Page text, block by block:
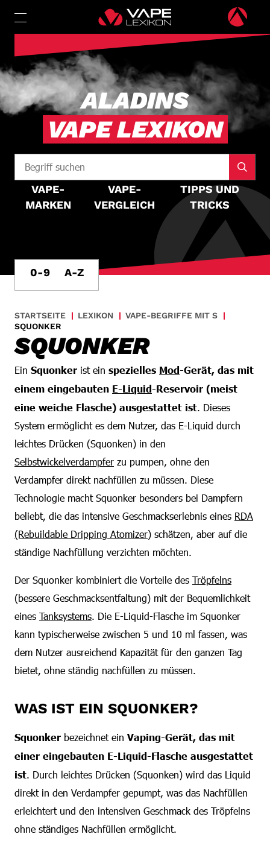
ALADINS
VAPE LEXIKON
VAPE-
MARKEN
VAPE-
VERGLEICH
TIPPS UND
TRICKS
0-9 A-Z
STARTSEITE LEXIKON
VAPE-BEGRIFFE MIT S
SQUONKER
SQUONKER
Ein Squonker ist ein spezielles Mod-Gerät, das mit
einem eingebauten E-Liquid-Reservoir (meist
eine weiche Flasche) ausgestattet ist. Dieses
System ermöglicht es dem Nutzer, das E-Liquid durch
leichtes Drücken (Squonken) in den
Selbstwickelverdampfer zu pumpen, ohne den
Verdampfer direkt nachfüllen zu müssen. Diese
Technologie macht Squonker besonders bei Dampfern
beliebt, die das intensive Geschmackserlebnis eines RDA
(Rebuildable Dripping Atomizer) schätzen, aber auf die
ständige Nachfüllung verzichten möchten.
Der Squonker kombiniert die Vorteile des Tröpfelns
(bessere Geschmacksentfaltung) mit der Bequemlichkeit
eines Tanksystems. Die E-Liquid-Flasche im Squonker
kann typischerweise zwischen 5 und 10 ml fassen, was
dem Nutzer ausreichend Kapazität für den ganzen Tag
bietet, ohne ständig nachfüllen zu müssen.
WAS IST EIN SQUONKER?
Squonker bezeichnet ein Vaping-Gerät, das mit
einer eingebauten E-Liquid-Flasche ausgestattet
ist. Durch leichtes Drücken (Squonken) wird das Liquid
direkt in den Verdampfer gepumpt, was das Nachfüllen
erleichtert und den intensiven Geschmack des Tröpfelns
ohne ständiges Nachfüllen ermöglicht.